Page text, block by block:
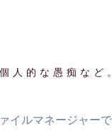
人的な愚痴など
イルマネージャー